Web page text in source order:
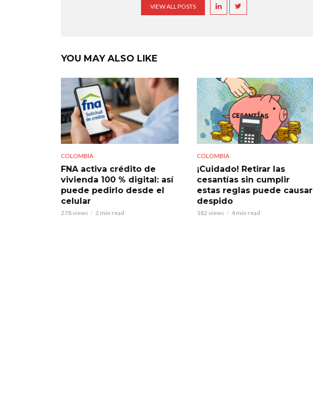
VIEW ALL POSTS
YOU MAY ALSO LIKE
COLOMBIA
FNA activa crédito de
vivienda 100 % digital: así
puede pedirlo desde el
celular
278 views 2 min read
COLOMBIA
¡Cuidado! Retirar las
cesantías sin cumplir
estas reglas puede causar
despido
182 views 4 min read